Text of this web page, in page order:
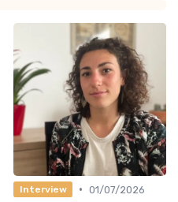
Interview • 01/07/2026